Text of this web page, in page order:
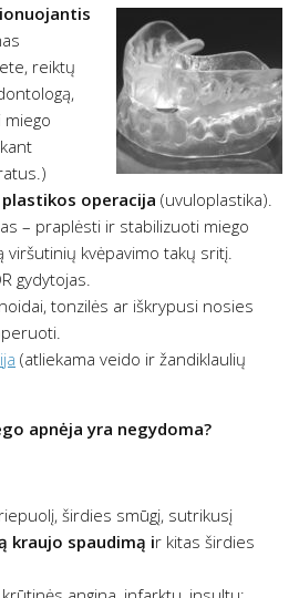
reiktų
miego
operacija (uvuloplastika).
– praplėsti ir stabilizuoti miego
kvėpavimo takų sritį.
gydytojas.
tonzilės ar iškrypusi nosies
(atliekama veido ir žandiklaulių
apnėja yra negydoma?
širdies smūgį, sutrikusį
kraujo spaudimą ir kitas širdies